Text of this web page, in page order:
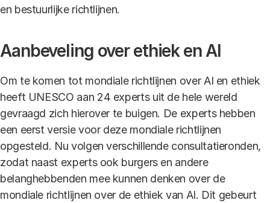
en bestuurlijke richtlijnen.
Aanbeveling over ethiek en AI
Om te komen tot mondiale richtlijnen over AI en ethiek
heeft UNESCO aan 24 experts uit de hele wereld
gevraagd zich hierover te buigen. De experts hebben
een eerst versie voor deze mondiale richtlijnen
opgesteld. Nu volgen verschillende consultatieronden,
zodat naast experts ook burgers en andere
belanghebbenden mee kunnen denken over de
mondiale richtlijnen over de ethiek van AI. Dit gebeurt